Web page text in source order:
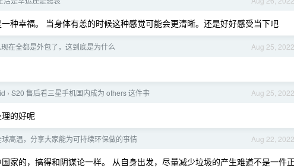
种幸福。 当身体有恙的时候这种感觉可能会更清晰。还是好好感受当下吧
Aug 25, 2022
在全都是外包了，这到底是为什么
Aug 25, 2022
› S20 售后看三星手机国内成为 others 这件事
的好呢
Aug 22, 2022
高温，分享大家能为可持续环保做的事情
家的，搞得和阴谋论一样。 从自身出发，尽量减少垃圾的产生难道不是一件正